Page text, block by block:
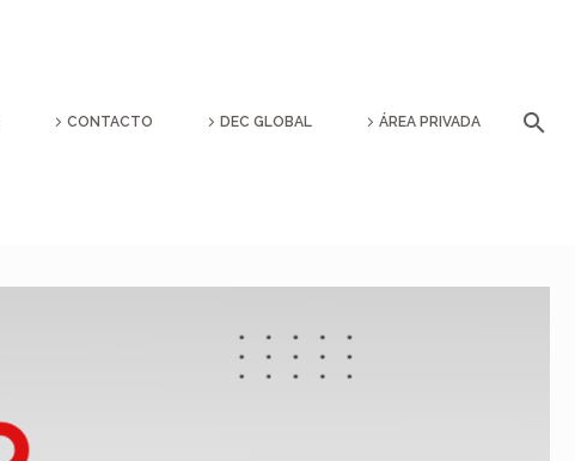
CONTACTO DEC GLOBAL ÁREA PRIVADA